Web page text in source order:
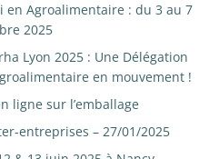
en Agroalimentaire : du 3 au 7
2025
Lyon 2025 : Une Délégation
en mouvement !
ligne sur l’emballage
entreprises – 27/01/2025